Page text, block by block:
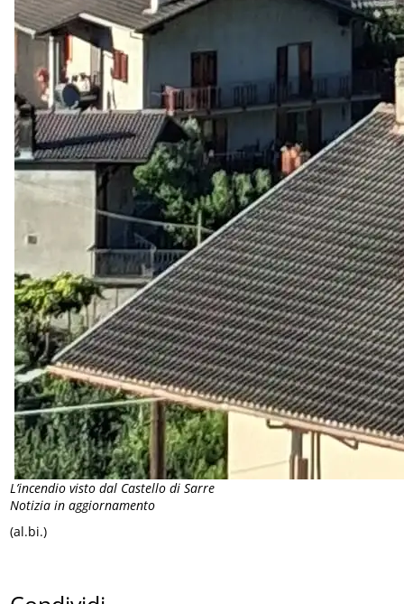
L’incendio visto dal Castello di Sarre
Notizia in aggiornamento
(al.bi.)